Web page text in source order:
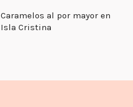
Caramelos al por mayor en
Isla Cristina